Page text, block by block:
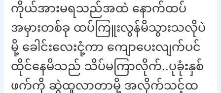
ကိုယ်အားမရသည်အထဲ နောက်ထပ်
အမှားတစ်ခု ထပ်ကြူးလွန်မိသွားသလိုပဲ
မို့ ခေါင်းလေးငုံ့ကာ ကျောပေးလျက်ပင်
ထိုင်နေမိသည် သိပ်မကြာလိုက်..ပုခုံးနှစ်
ဖက်ကို ဆွဲထူလာတာမို့ အလိုက်သင့်ထ